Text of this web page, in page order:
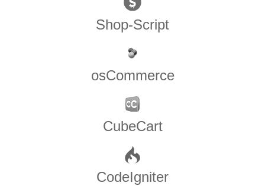
Shop-Script
osCommerce
CubeCart
CodeIgniter